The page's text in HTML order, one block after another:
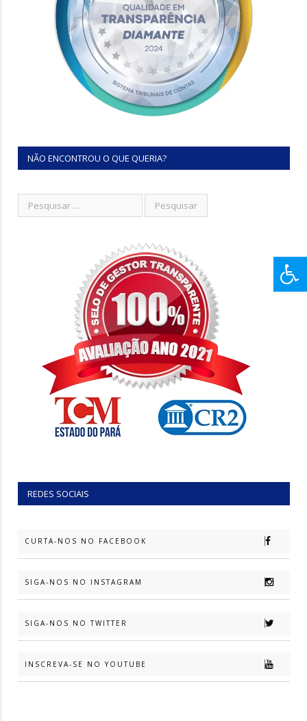
NÃO ENCONTROU O QUE QUERIA?
REDES SOCIAIS
CURTA-NOS NO FACEBOOK
SIGA-NOS NO INSTAGRAM
SIGA-NOS NO TWITTER
INSCREVA-SE NO YOUTUBE